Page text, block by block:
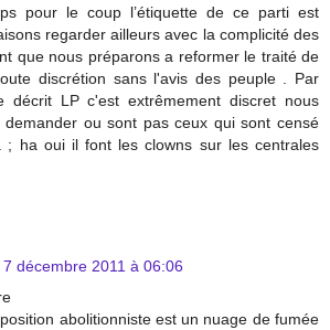
pour le coup l’étiquette de ce parti est
regarder ailleurs avec la complicité des
que nous préparons a reformer le traité de
discrétion sans l'avis des peuple . Par
décrit LP c'est extrêmement discret nous
demander ou sont pas ceux qui sont censé
; ha oui il font les clowns sur les centrales
7 décembre 2011 à 06:06
abolitionniste est un nuage de fumée